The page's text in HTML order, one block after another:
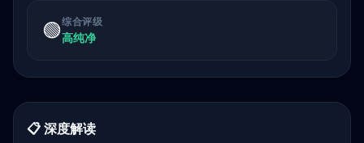
🟢综合评级
高纯净
📋 深度解读